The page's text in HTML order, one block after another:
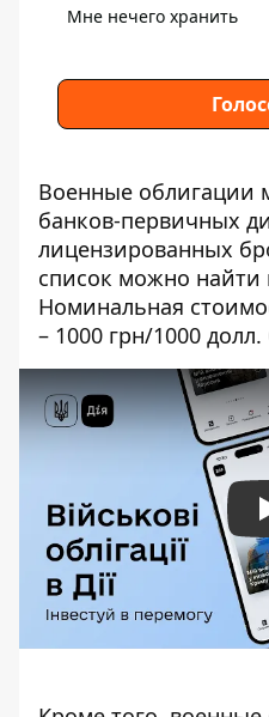
Мне нечего хранить
Военные облигации
банков-первичных
лицензированных
список можно найти
Номинальная
– 1000 грн/1000